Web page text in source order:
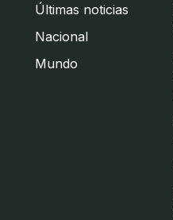
Últimas noticias
Nacional
Mundo